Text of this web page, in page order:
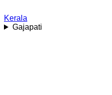
Kerala
Gajapati